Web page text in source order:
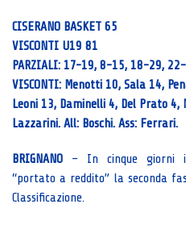
CISERANO BASKET 65
VISCONTI U19 81
PARZIALI: 17-19, 8-15, 18-29,
VISCONTI: Menotti 10, Sala 14,
Leoni 13, Daminelli 4, Del Prato 4,
Lazzarini. All: Boschi. Ass: Ferrari.
BRIGNANO – In cinque giorni
“portato a reddito” la seconda
Classificazione.